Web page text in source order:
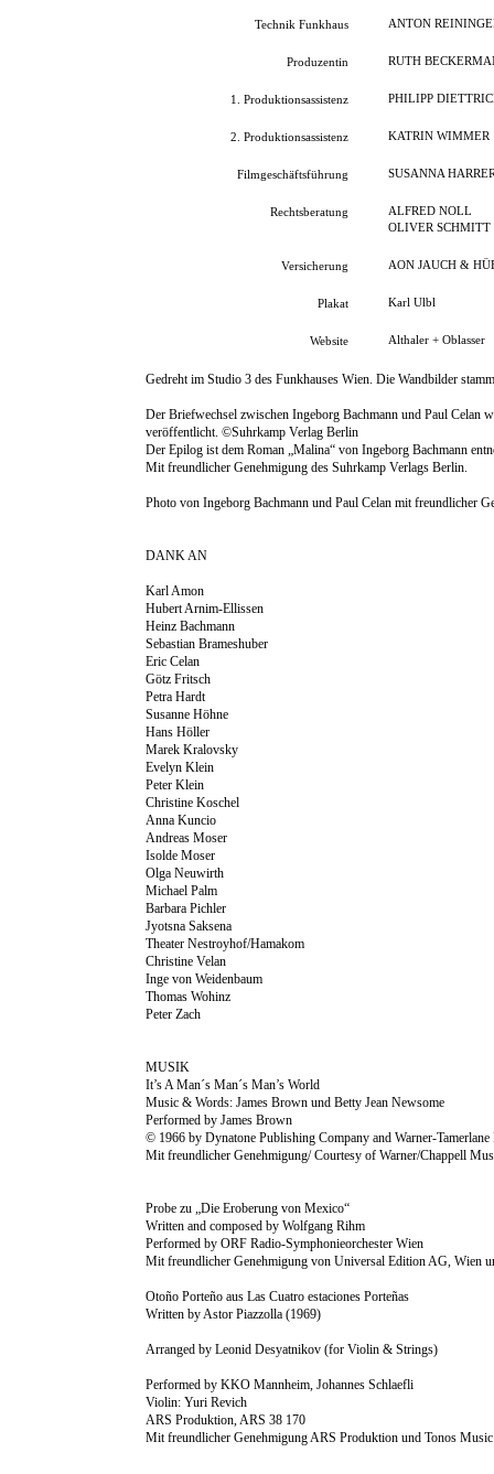
Technik Funkhaus ANTON
Produzentin RUTH
1. Produktionsassistenz PHILIPP
2. Produktionsassistenz KATRIN WIMMER
Filmgeschäftsführung SUSANNA
Rechtsberatung
ALFRED NOLL
OLIVER SCHMITT
Versicherung AON JAUCH &
Plakat Karl Ulbl
Website Althaler + Oblasser
Gedreht im Studio 3 des Funkhauses Wien. Die Wandbilder
Der Briefwechsel zwischen Ingeborg Bachmann und Paul Celan
veröffentlicht. ©Suhrkamp Verlag Berlin
Der Epilog ist dem Roman „Malina“ von Ingeborg Bachmann
Mit freundlicher Genehmigung des Suhrkamp Verlags Berlin.
Photo von Ingeborg Bachmann und Paul Celan mit freundlicher
DANK AN
Karl Amon
Hubert Arnim-Ellissen
Heinz Bachmann
Sebastian Brameshuber
Eric Celan
Götz Fritsch
Petra Hardt
Susanne Höhne
Hans Höller
Marek Kralovsky
Evelyn Klein
Peter Klein
Christine Koschel
Anna Kuncio
Andreas Moser
Isolde Moser
Olga Neuwirth
Michael Palm
Barbara Pichler
Jyotsna Saksena
Theater Nestroyhof/Hamakom
Christine Velan
Inge von Weidenbaum
Thomas Wohinz
Peter Zach
MUSIK
It’s A Man´s Man´s Man’s World
Music & Words: James Brown und Betty Jean Newsome
Performed by James Brown
© 1966 by Dynatone Publishing Company and Warner-
Mit freundlicher Genehmigung/ Courtesy of Warner/Chappell
Probe zu „Die Eroberung von Mexico“
Written and composed by Wolfgang Rihm
Performed by ORF Radio-Symphonieorchester Wien
Mit freundlicher Genehmigung von Universal Edition AG, Wien
Otoño Porteño aus Las Cuatro estaciones Porteñas
Written by Astor Piazzolla (1969)
Arranged by Leonid Desyatnikov (for Violin & Strings)
Performed by KKO Mannheim, Johannes Schlaefli
Violin: Yuri Revich
ARS Produktion, ARS 38 170
Mit freundlicher Genehmigung ARS Produktion und Tonos